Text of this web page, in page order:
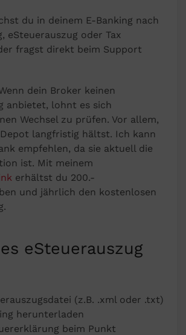
du in deinem E-Banking nach
eSteuerauszug oder Tax
fragst direkt beim Support
dein Broker keinen
anbietet, lohnt es sich
Wechsel zu prüfen. Vor allem,
langfristig hältst. Ich kann
empfehlen, da sie aktuell die
ist. Mit meinem
erhältst du 200.-
und jährlich den kostenlosen
eSteuerauszug
(z.B. .xml oder .txt)
herunterladen
beim Punkt